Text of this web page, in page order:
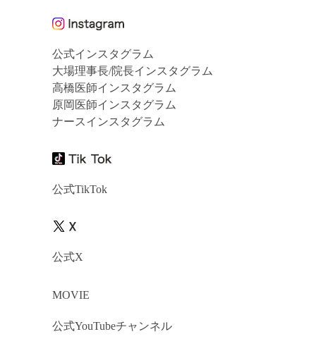
公式インスタグラム
大場理事長/院長インスタグラム
高橋医師インスタグラム
原岡医師インスタグラム
ナースインスタグラム
公式TikTok
公式X
MOVIE
公式YouTubeチャンネル